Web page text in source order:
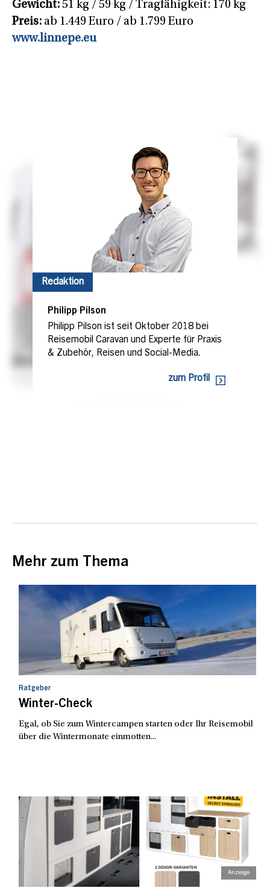
Gewicht: 51 kg / 59 kg / Tragfähigkeit: 170 kg
Preis: ab 1.449 Euro / ab 1.799 Euro
www.linnepe.eu
Redaktion
Philipp Pilson
Philipp Pilson ist seit Oktober 2018 bei
Reisemobil Caravan und Experte für Praxis
& Zubehör, Reisen und Social-Media.
zum Profil
Mehr zum Thema
Ratgeber
Winter-Check
Egal, ob Sie zum Wintercampen starten oder Ihr Reisemobil
über die Wintermonate einmotten...